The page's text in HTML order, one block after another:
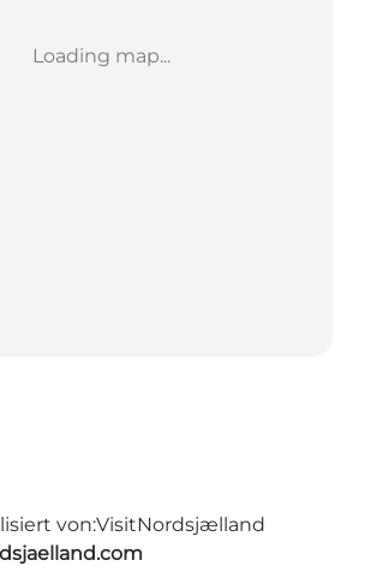
Loading map...
von:VisitNordsjælland